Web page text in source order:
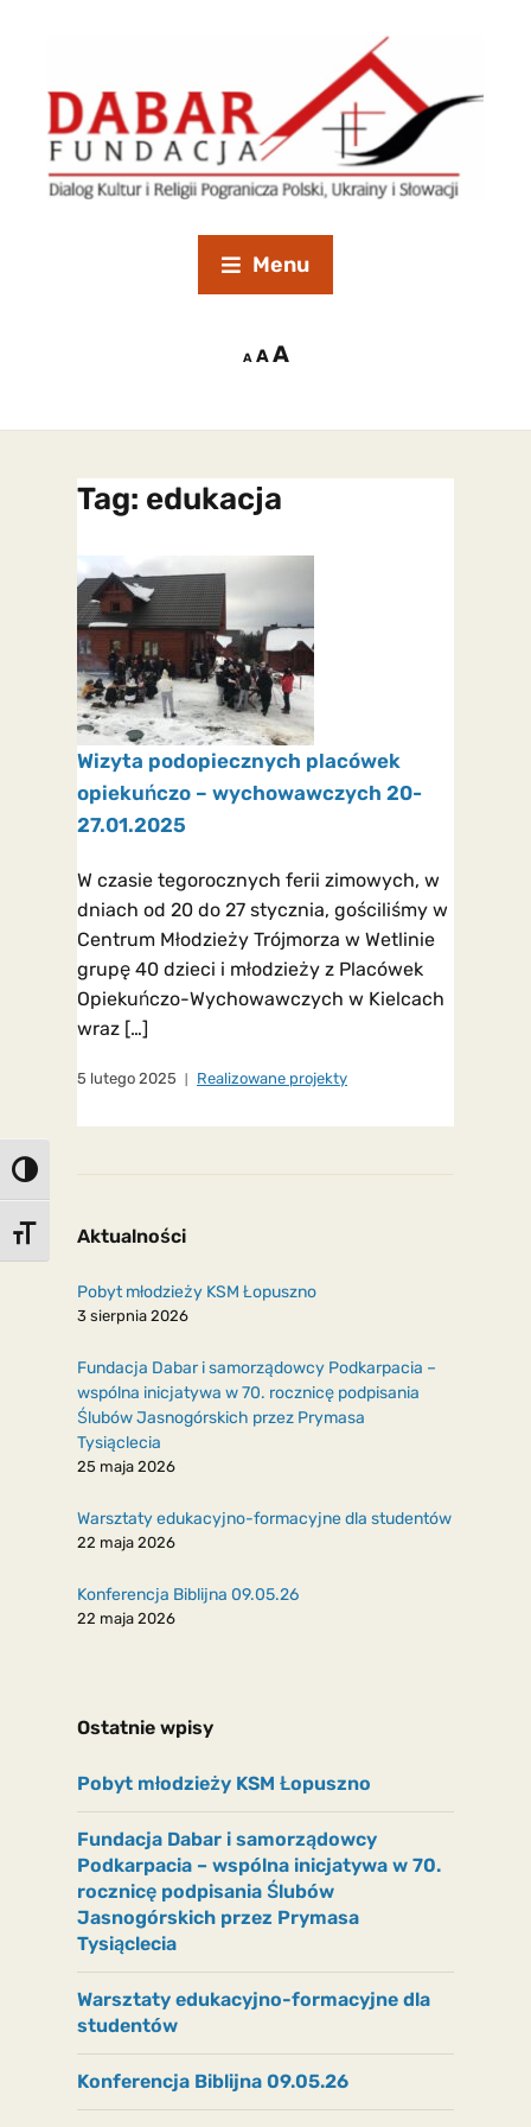
Toggle High Contrast
Toggle Font size
Menu
A AA
Tag: edukacja
Wizyta podopiecznych placówek
opiekuńczo – wychowawczych 20-
27.01.2025
W czasie tegorocznych ferii zimowych, w
dniach od 20 do 27 stycznia, gościliśmy w
Centrum Młodzieży Trójmorza w Wetlinie
grupę 40 dzieci i młodzieży z Placówek
Opiekuńczo-Wychowawczych w Kielcach
wraz […]
5 lutego 2025 Realizowane projekty
Aktualności
Pobyt młodzieży KSM Łopuszno
3 sierpnia 2026
Fundacja Dabar i samorządowcy Podkarpacia –
wspólna inicjatywa w 70. rocznicę podpisania
Ślubów Jasnogórskich przez Prymasa
Tysiąclecia
25 maja 2026
Warsztaty edukacyjno-formacyjne dla studentów
22 maja 2026
Konferencja Biblijna 09.05.26
22 maja 2026
Ostatnie wpisy
Pobyt młodzieży KSM Łopuszno
Fundacja Dabar i samorządowcy
Podkarpacia – wspólna inicjatywa w 70.
rocznicę podpisania Ślubów
Jasnogórskich przez Prymasa
Tysiąclecia
Warsztaty edukacyjno-formacyjne dla
studentów
Konferencja Biblijna 09.05.26